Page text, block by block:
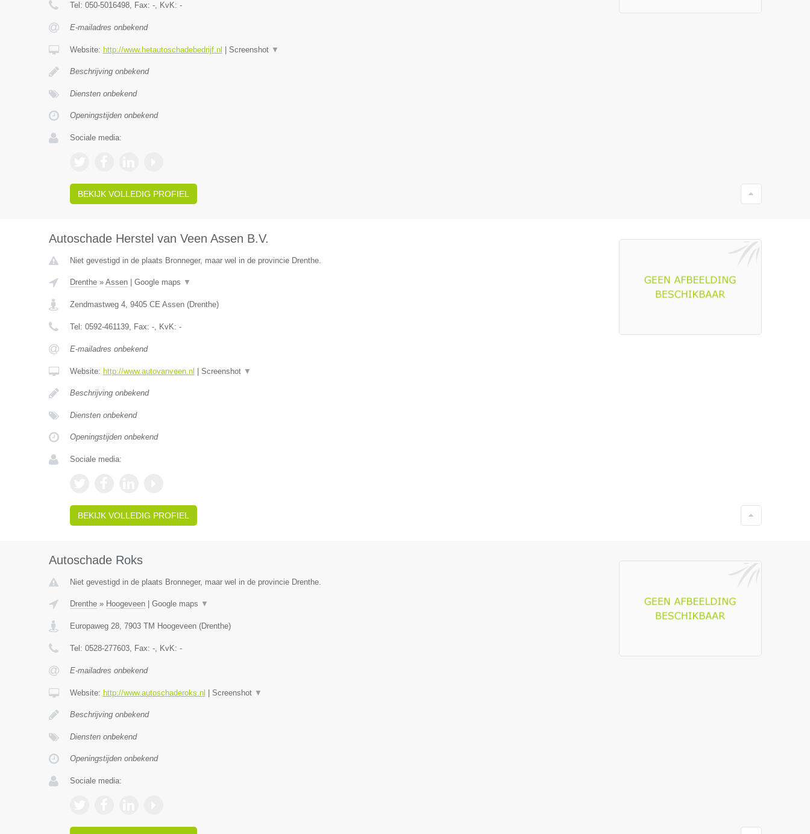
Tel: 050-5016498, Fax: -, KvK: -
E-mailadres onbekend
Website: http://www.hetautoschadebedrijf.nl Screenshot ▼
Beschrijving onbekend
Diensten onbekend
Openingstijden onbekend
Sociale media:
BEKIJK VOLLEDIG PROFIEL
Autoschade Herstel van Veen Assen B.V.
Niet gevestigd in de plaats Bronneger, maar wel in de provincie Drenthe.
Drenthe» Assen| Google maps ▼
Zendmastweg 4, 9405 CE Assen(Drenthe)
Tel: 0592-461139, Fax: -, KvK: -
E-mailadres onbekend
Website: http://www.autovanveen.nl Screenshot ▼
Beschrijving onbekend
Diensten onbekend
Openingstijden onbekend
Sociale media:
BEKIJK VOLLEDIG PROFIEL
Autoschade Roks
Niet gevestigd in de plaats Bronneger, maar wel in de provincie Drenthe.
Drenthe» Hoogeveen| Google maps ▼
Europaweg 28, 7903 TM Hoogeveen(Drenthe)
Tel: 0528-277603, Fax: -, KvK: -
E-mailadres onbekend
Website: http://www.autoschaderoks.nl Screenshot ▼
Beschrijving onbekend
Diensten onbekend
Openingstijden onbekend
Sociale media: